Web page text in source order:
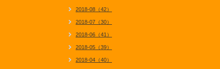
2018-08（42）
2018-07（30）
2018-06（41）
2018-05（39）
2018-04（40）